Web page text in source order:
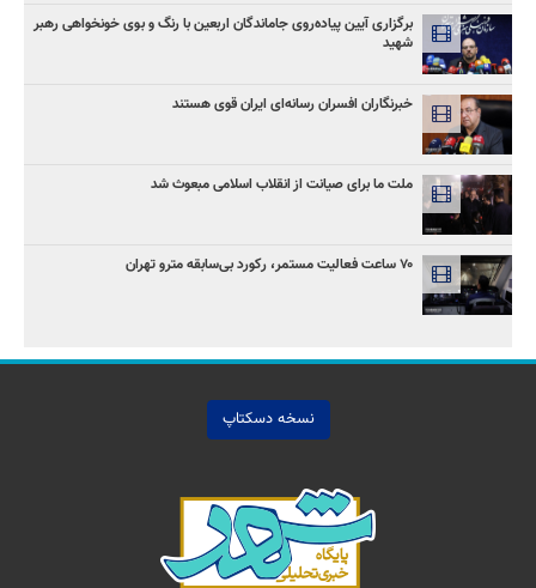
برگزاری آیین پیاده‌روی جاماندگان اربعین با رنگ و بوی خونخواهی رهبر
شهید
خبرنگاران افسران رسانه‌ای ایران قوی هستند
ملت ما برای صیانت از انقلاب اسلامی مبعوث شد
۷۰ ساعت فعالیت مستمر، رکورد بی‌سابقه مترو تهران
نسخه دسکتاپ